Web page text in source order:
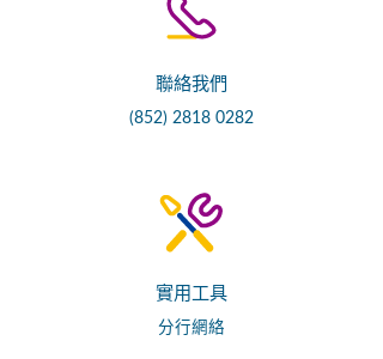
聯絡我們
(852) 2818 0282
實用工具
分行網絡